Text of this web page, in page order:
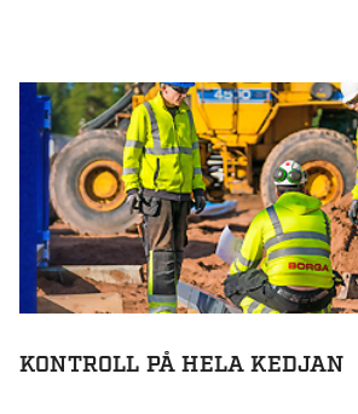
KONTROLL PÅ HELA KEDJAN